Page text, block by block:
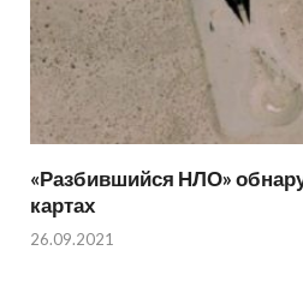
«Разбившийся НЛО»
картах
26.09.2021